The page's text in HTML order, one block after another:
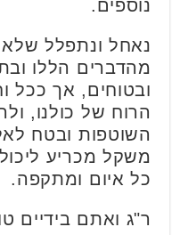
נוספים.
נאחל ונתפלל
מהדברים הללו
ובטוחים, אך ככל
הרוח של כולנו,
השוטפות ובטח
משקל מכריע
כל איום ומתקפה.
ר"ג ואתם בידיים